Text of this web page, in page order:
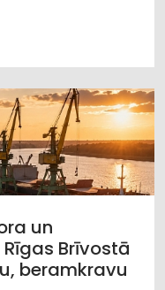
un
Brīvostā
beramkravu